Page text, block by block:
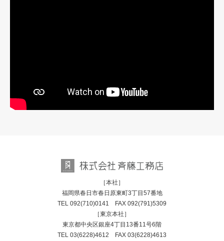
［本社］
福岡県春日市春日原東町3丁目57番地
TEL 092(710)0141 FAX 092(791)5309
［東京本社］
東京都中央区銀座4丁目13番11号6階
TEL 03(6228)4612 FAX 03(6228)4613